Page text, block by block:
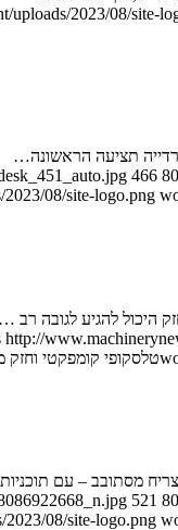
uploads/2023/08/site-
466
2023/08/site-logo.png
http://
טלסקופי קומפקטי וחזק
521
2023/08/site-logo.png